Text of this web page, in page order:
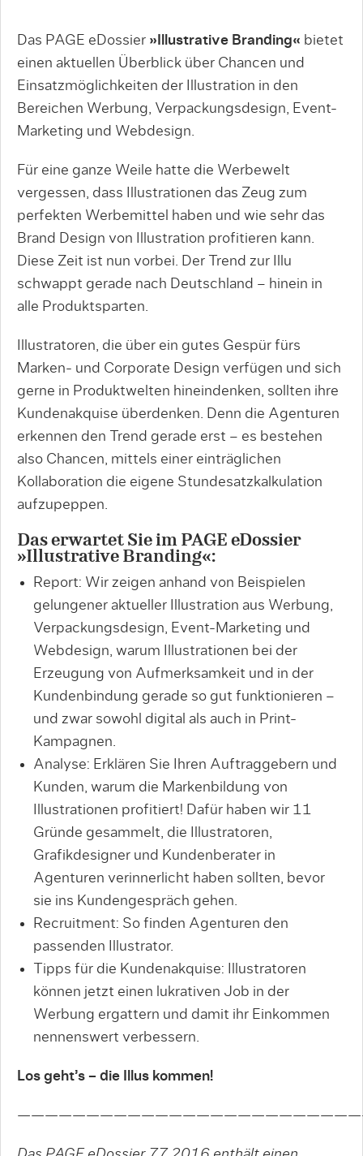
Das PAGE eDossier »Illustrative Branding« bietet
einen aktuellen Überblick über Chancen und
Einsatzmöglichkeiten der Illustration in den
Bereichen Werbung, Verpackungsdesign, Event-
Marketing und Webdesign.
Für eine ganze Weile hatte die Werbewelt
vergessen, dass Illustrationen das Zeug zum
perfekten Werbemittel haben und wie sehr das
Brand Design von Illustration profitieren kann.
Diese Zeit ist nun vorbei. Der Trend zur Illu
schwappt gerade nach Deutschland – hinein in
alle Produktsparten.
Illustratoren, die über ein gutes Gespür fürs
Marken- und Corporate Design verfügen und sich
gerne in Produktwelten hineindenken, sollten ihre
Kundenakquise überdenken. Denn die Agenturen
erkennen den Trend gerade erst – es bestehen
also Chancen, mittels einer einträglichen
Kollaboration die eigene Stundesatzkalkulation
aufzupeppen.
Das erwartet Sie im PAGE eDossier
»Illustrative Branding«:
Report: Wir zeigen anhand von Beispielen
gelungener aktueller Illustration aus Werbung,
Verpackungsdesign, Event-Marketing und
Webdesign, warum Illustrationen bei der
Erzeugung von Aufmerksamkeit und in der
Kundenbindung gerade so gut funktionieren –
und zwar sowohl digital als auch in Print-
Kampagnen.
Analyse: Erklären Sie Ihren Auftraggebern und
Kunden, warum die Markenbildung von
Illustrationen profitiert! Dafür haben wir 11
Gründe gesammelt, die Illustratoren,
Grafikdesigner und Kundenberater in
Agenturen verinnerlicht haben sollten, bevor
sie ins Kundengespräch gehen.
Recruitment: So finden Agenturen den
passenden Illustrator.
Tipps für die Kundenakquise: Illustratoren
können jetzt einen lukrativen Job in der
Werbung ergattern und damit ihr Einkommen
nennenswert verbessern.
Los geht’s – die Illus kommen!